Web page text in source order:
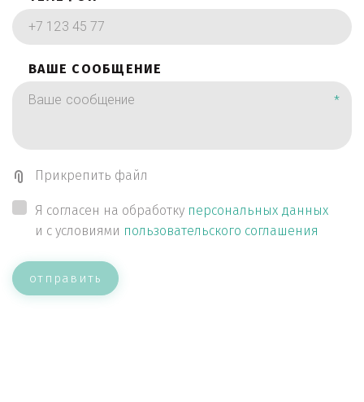
ВАШЕ СООБЩЕНИЕ
*
Прикрепить файл
Я согласен на обработку персональных данных
и с условиями пользовательского соглашения
отправить